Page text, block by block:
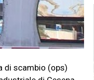
di scambio (ops)